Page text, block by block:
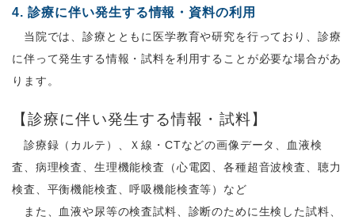
4. 診療に伴い発生する情報・資料の利用
当院では、診療とともに医学教育や研究を行っており、診療
に伴って発生する情報・試料を利用することが必要な場合があ
ります。
【診療に伴い発生する情報・試料】
診療録（カルテ）、Ｘ線・CTなどの画像データ、血液検
査、病理検査、生理機能検査（心電図、各種超音波検査、聴力
検査、平衡機能検査、呼吸機能検査等）など
また、血液や尿等の検査試料、診断のために生検した試料、